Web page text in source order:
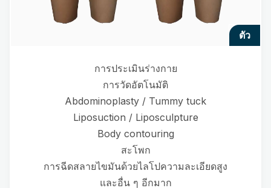
ตัว
การประเมินร่างกาย
การวัดอัตโนมัติ
Abdominoplasty / Tummy tuck
Liposuction / Liposculpture
Body contouring
สะโพก
การฉีดสลายไขมันด้วยไลโปความละเอียดสูง
และอื่น ๆ อีกมาก